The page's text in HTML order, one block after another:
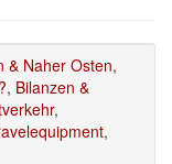
& Naher Osten,
, Bilanzen &
,
,